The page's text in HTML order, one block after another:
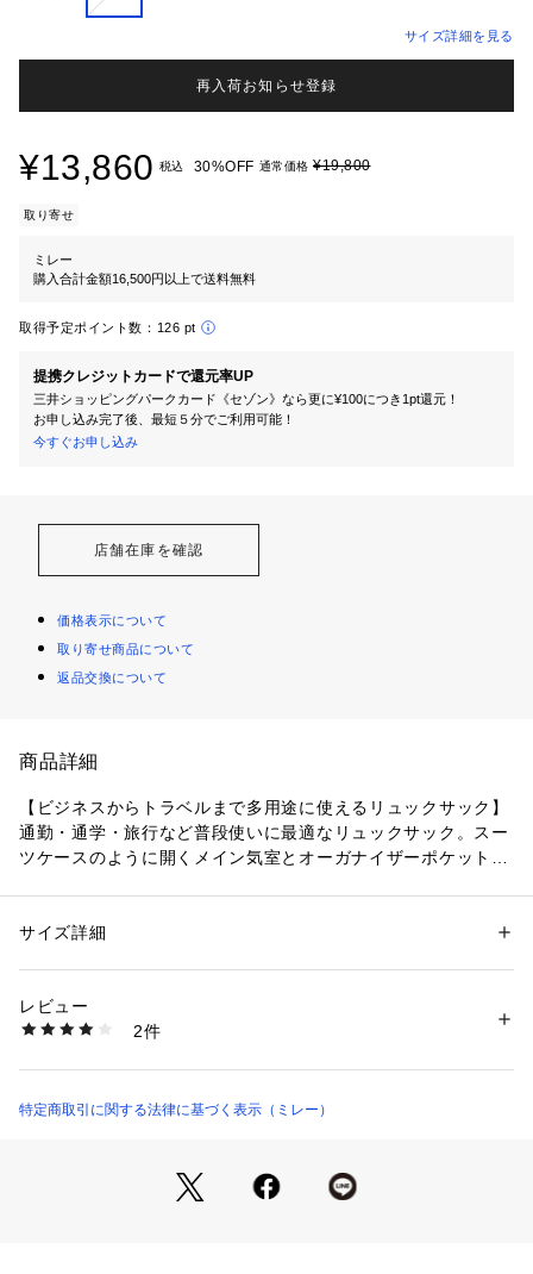
サイズ詳細を見る
再入荷お知らせ登録
¥13,860 税込 30%OFF 通常価格 ¥19,800
取り寄せ
ミレー
購入合計金額16,500円以上で送料無料
取得予定ポイント数： 126 pt
提携クレジットカードで還元率UP
三井ショッピングパークカード《セゾン》なら更に¥100につき1pt還元！
お申し込み完了後、最短５分でご利用可能！
今すぐお申し込み
店舗在庫を確認
価格表示について
取り寄せ商品について
返品交換について
商品詳細
【ビジネスからトラベルまで多用途に使えるリュックサック】
通勤・通学・旅行など普段使いに最適なリュックサック。スー
ツケースのように開くメイン気室とオーガナイザーポケットで
つの小物ポケット、上部のスマホやカメラなどの収納に便利な
性別：レディース
素材：420D ナイロン100%
商品番号：
MIS0702 （ショップ）
サイズ詳細
レビュー
2件
特定商取引に関する法律に基づく表示（ミレー）